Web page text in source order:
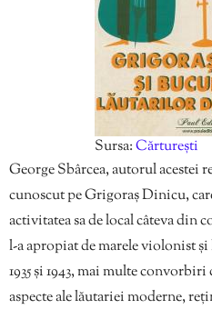
Sursa:Cărturești
George Sbârcea, autorul acestei
cunoscut pe Grigoraș Dinicu,
activitatea sa de local câteva
l-a apropiat de marele violonist
1935 și 1943, mai multe
aspecte ale lăutariei moderne,